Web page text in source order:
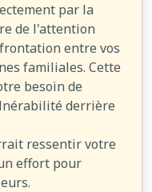
par la
de l'attention
entre vos
familiales. Cette
besoin de
derrière
ressentir votre
effort pour